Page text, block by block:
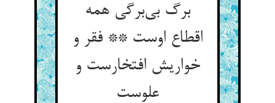
برگ بی‌برگی همه
اقطاع اوست ** فقر و
خواریش افتخارست و
علوست